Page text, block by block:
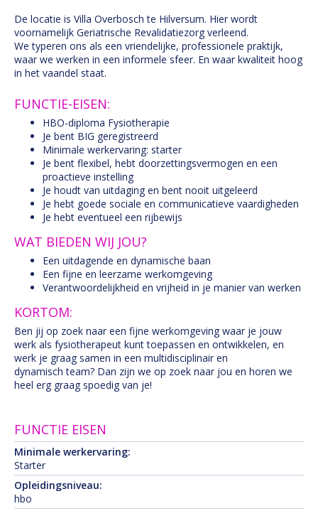
De locatie is Villa Overbosch te Hilversum. Hier wordt
voornamelijk Geriatrische Revalidatiezorg verleend.
We typeren ons als een vriendelijke, professionele praktijk,
waar we werken in een informele sfeer. En waar kwaliteit hoog
in het vaandel staat.
FUNCTIE-EISEN:
HBO-diploma Fysiotherapie
Je bent BIG geregistreerd
Minimale werkervaring: starter
Je bent flexibel, hebt doorzettingsvermogen en een
proactieve instelling
Je houdt van uitdaging en bent nooit uitgeleerd
Je hebt goede sociale en communicatieve vaardigheden
Je hebt eventueel een rijbewijs
WAT BIEDEN WIJ JOU?
Een uitdagende en dynamische baan
Een fijne en leerzame werkomgeving
Verantwoordelijkheid en vrijheid in je manier van werken
KORTOM:
Ben jij op zoek naar een fijne werkomgeving waar je jouw
werk als fysiotherapeut kunt toepassen en ontwikkelen, en
werk je graag samen in een multidisciplinair en
dynamisch team? Dan zijn we op zoek naar jou en horen we
heel erg graag spoedig van je!
FUNCTIE EISEN
Minimale werkervaring:
Starter
Opleidingsniveau:
hbo